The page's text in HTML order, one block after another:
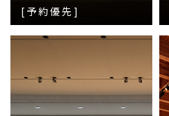
[予約優先]